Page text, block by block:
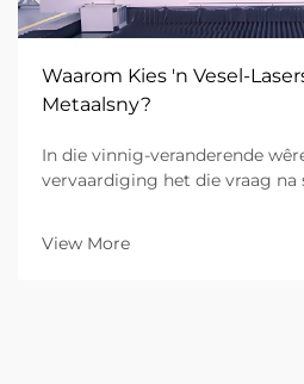
Waarom Kies 'n Vesel-
Metaalsny?
In die vinnig-veranderende
vervaardiging het die vraag na
metaalvervaardiging, is die
View More